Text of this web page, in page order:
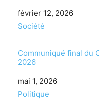
Date
février 12, 2026
Par rapport à
Société
Communiqué final du
2026
Date
mai 1, 2026
Par rapport à
Politique